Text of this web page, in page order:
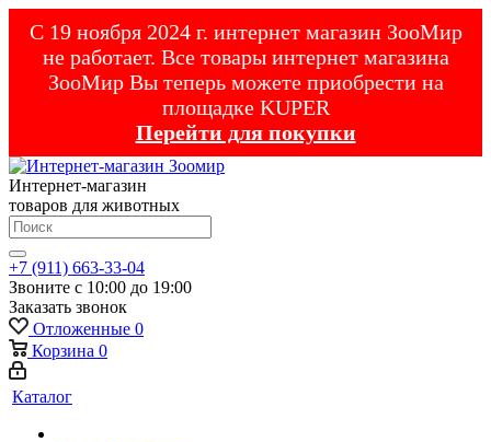
С 19 ноября 2024 г. интернет магазин ЗооМир
не работает. Все товары интернет магазина
ЗооМир Вы теперь можете приобрести на
площадке KUPER
Перейти для покупки
Интернет-магазин
товаров для животных
+7 (911) 663-33-04
Звоните с 10:00 до 19:00
Заказать звонок
Отложенные 0
Корзина 0
Каталог